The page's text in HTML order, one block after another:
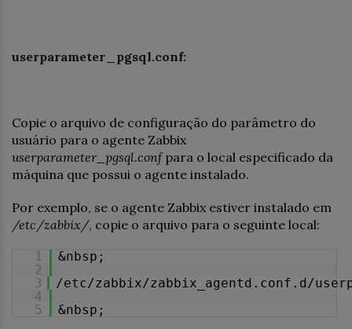
userparameter_pgsql.conf:
Copie o arquivo de configuração do parâmetro do
usuário para o agente Zabbix
userparameter_pgsql.confpara o local especificado da
máquina que possui o agente instalado.
Por exemplo, se o agente Zabbix estiver instalado em
/etc/zabbix/, copie o arquivo para o seguinte local:
1
&nbsp;
2
3
/etc/zabbix/zabbix_agentd.conf.d/
4
5
&nbsp;